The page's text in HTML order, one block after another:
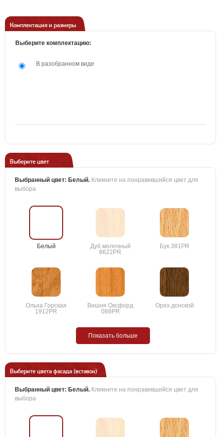
Комплектация и размеры
Выберите комплектацию:
В разобранном виде
Выберите цвет
Выбранный цвет: Белый. Кликните на понравившийся цвет для
выбора
Белый
Дуб молочный
8622PR
Бук 381PR
Ольха Горская
1912PR
Вишня Оксфорд
088PR
Орех донской
Показать больше
Выберите цвета фасада (вставок)
Выбранный цвет: Белый. Кликните на понравившийся цвет для
выбора